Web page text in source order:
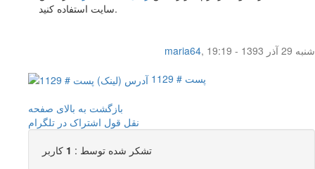
سایت استفاده کنید.
maria64,
شنبه 29 آذر 1393 - 19:19
پست # 1129
بازگشت به بالای صفحه
نقل قول اشتراک در تلگرام
تشکر شده توسط : 1 کاربر